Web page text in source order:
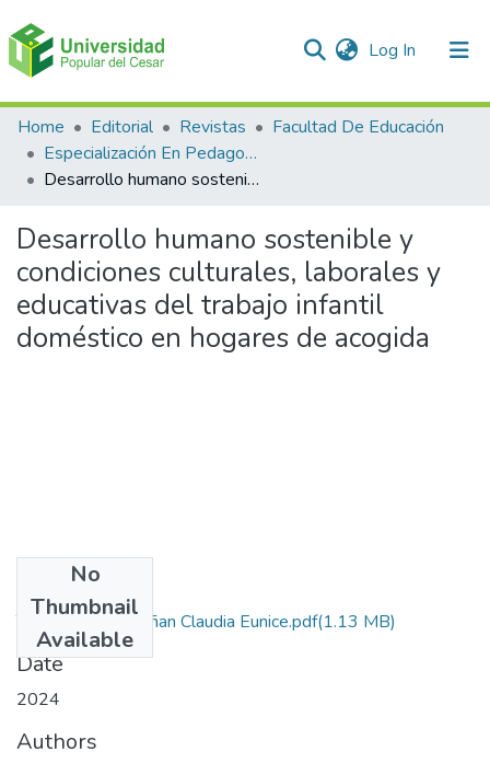
Log In (current)
Communities & Collections
All of DSpace
Home Editorial Revistas
Facultad De Educación
Especialización En Pedagogía Ambiental
Desarrollo humano sostenible y condiciones culturales, laborales y educativas del trabajo infantil doméstico en hogares de acogida
Desarrollo humano sostenible y
condiciones culturales, laborales y
educativas del trabajo infantil
doméstico en hogares de acogida
No
Thumbnail
Available
Tesis Solis Estupiñan Claudia Eunice.pdf(1.13 MB)
Date
2024
Authors